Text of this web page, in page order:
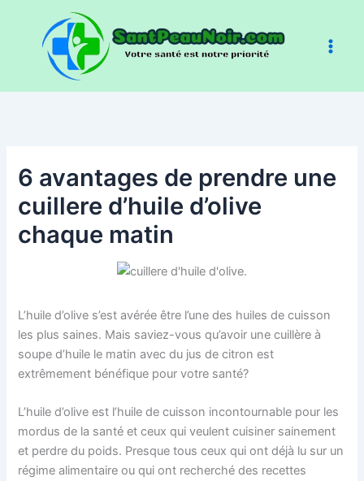
contenu
6 avantages de prendre une
cuillere d’huile d’olive
chaque matin
L’huile d’olive s’est avérée être l’une des huiles de cuisson
les plus saines. Mais saviez-vous qu’avoir une cuillère à
soupe d’huile le matin avec du jus de citron est
extrêmement bénéfique pour votre santé?
L’huile d’olive est l’huile de cuisson incontournable pour les
mordus de la santé et ceux qui veulent cuisiner sainement
et perdre du poids. Presque tous ceux qui ont déjà lu sur un
régime alimentaire ou qui ont recherché des recettes